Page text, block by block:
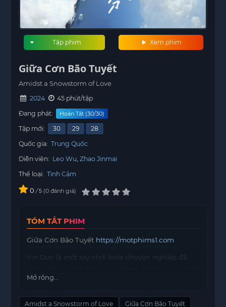
Xem phim
Tập phim
Giữa Cơn Bão Tuyết
Amidst a Snowstorm of Love
2024
45 phút/tập
Đang phát:
Hoàn Tất (30/30)
Tập mới: 30 29
28
Quốc gia: Trung Quốc
Diễn viên: Leo Wu Zhao Jinmai
Thể loại: Tình Cảm
0 / 5 0 đánh giá
TÓM TẮT PHIM
Giữa Cơn Bão Tuyết https://motphims1.com
Yin Guo là một tay chơi bida chuyên nghiệp đã
giải đấu mở rộng. Trong thời gian này, cô tình cờ
nhận ra rằng Lâm Nhất Dương cũng là một người
Mở rộng...
Amidst a Snowstorm of Love Giữa Cơn Bão Tuyết